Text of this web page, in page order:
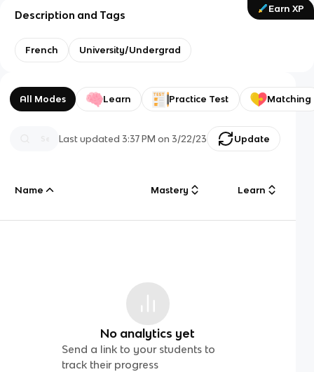
Earn XP
Description and Tags
French University/Undergrad
All Modes Learn Practice Test Matching
Last updated3:37 PM on 3/22/23 Update
Name Mastery Learn
No analytics yet
Send a link to your students to
track their progress